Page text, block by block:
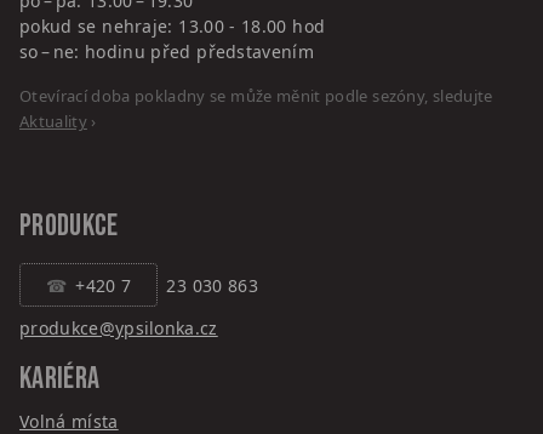
pokud se nehraje: 13.00 - 18.00 hod
so – ne: hodinu před představením
Otevírací doba pokladny se může měnit podle sezóny, sledujte
Aktuality›
PRODUKCE
+420 7
23 030 863
produkce@ypsilonka.cz
KARIÉRA
Volná místa